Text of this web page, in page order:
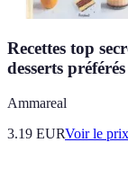
Recettes top
desserts préférés
Ammareal
3.19 EURVoir le prix